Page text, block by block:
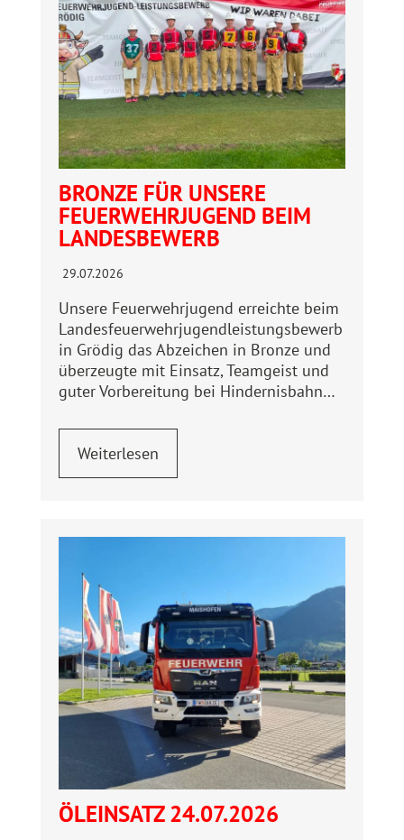
BRONZE FÜR UNSERE
FEUERWEHRJUGEND BEIM
LANDESBEWERB
29.07.2026
Unsere Feuerwehrjugend erreichte beim
Landesfeuerwehrjugendleistungsbewerb
in Grödig das Abzeichen in Bronze und
überzeugte mit Einsatz, Teamgeist und
guter Vorbereitung bei Hindernisbahn…
Weiterlesen
ÖLEINSATZ 24.07.2026